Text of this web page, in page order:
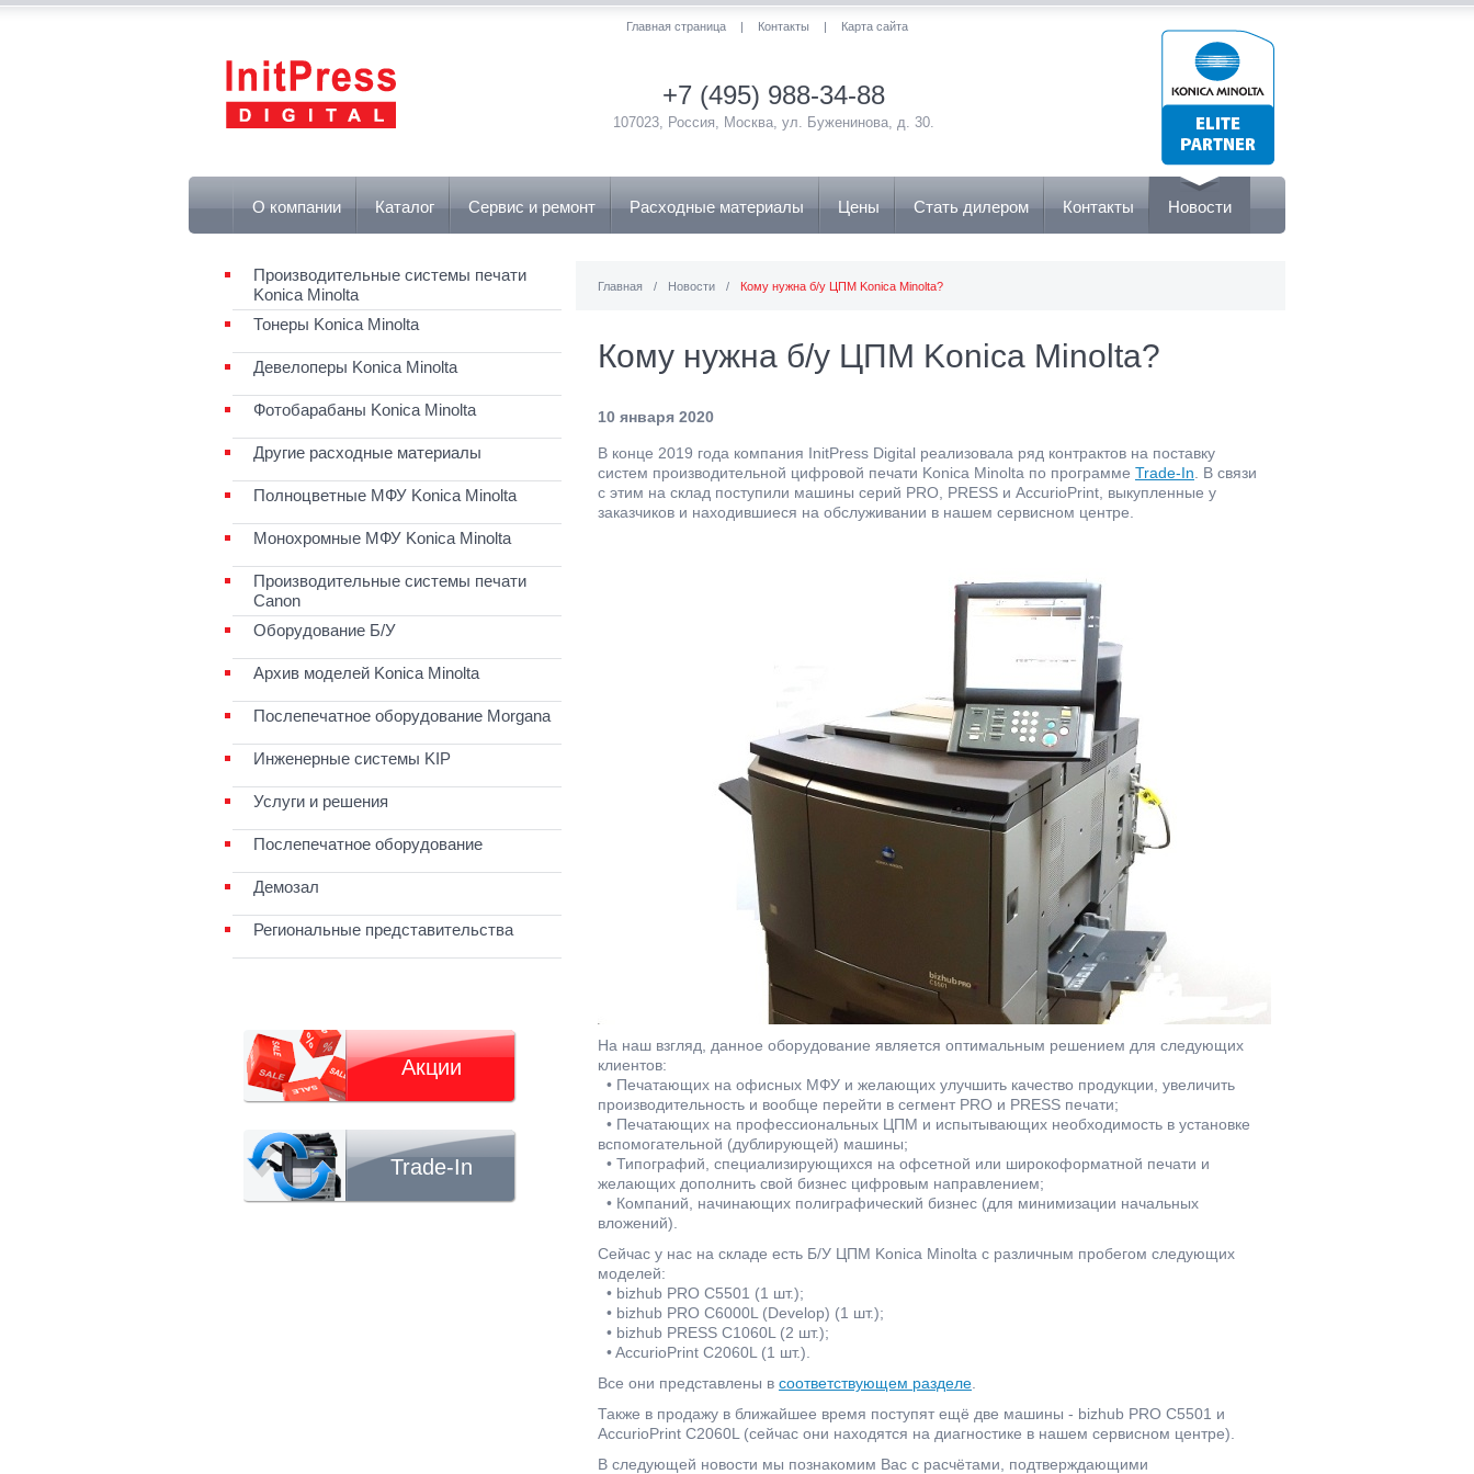
Главная страница | Контакты | Карта сайта
+7 (495) 988-34-88
107023, Россия, Москва, ул. Буженинова, д. 30.
О компании Каталог Сервис и ремонт Расходные материалы Цены Стать дилером Контакты Новости
Главная / Новости / Кому нужна б/у ЦПМ Konica Minolta?
Кому нужна б/у ЦПМ Konica Minolta?
10 января 2020
В конце 2019 года компания InitPress Digital реализовала ряд контрактов на поставку
систем производительной цифровой печати Konica Minolta по программе Trade-In . В связи
с этим на склад поступили машины серий PRO, PRESS и AccurioPrint, выкупленные у
заказчиков и находившиеся на обслуживании в нашем сервисном центре.
На наш взгляд, данное оборудование является оптимальным решением для следующих
клиентов:
• Печатающих на офисных МФУ и желающих улучшить качество продукции, увеличить
производительность и вообще перейти в сегмент PRO и PRESS печати;
• Печатающих на профессиональных ЦПМ и испытывающих необходимость в установке
вспомогательной (дублирующей) машины;
• Типографий, специализирующихся на офсетной или широкоформатной печати и
желающих дополнить свой бизнес цифровым направлением;
• Компаний, начинающих полиграфический бизнес (для минимизации начальных
вложений).
Сейчас у нас на складе есть Б/У ЦПМ Konica Minolta с различным пробегом следующих
моделей:
• bizhub PRO C5501 (1 шт.);
• bizhub PRO C6000L (Develop) (1 шт.);
• bizhub PRESS C1060L (2 шт.);
• AccurioPrint C2060L (1 шт.).
Все они представлены в соответствующем разделе
Также в продажу в ближайшее время поступят ещё две машины - bizhub PRO C5501 и
AccurioPrint C2060L (сейчас они находятся на диагностике в нашем сервисном центре).
В следующей новости мы познакомим Вас с расчётами, подтверждающими
Производительные системы печати
Konica Minolta
Тонеры Konica Minolta
Девелоперы Konica Minolta
Фотобарабаны Konica Minolta
Другие расходные материалы
Полноцветные МФУ Konica Minolta
Монохромные МФУ Konica Minolta
Производительные системы печати
Canon
Оборудование Б/У
Архив моделей Konica Minolta
Послепечатное оборудование Morgana
Инженерные системы KIP
Услуги и решения
Послепечатное оборудование
Демозал
Региональные представительства
Акции
Trade-In